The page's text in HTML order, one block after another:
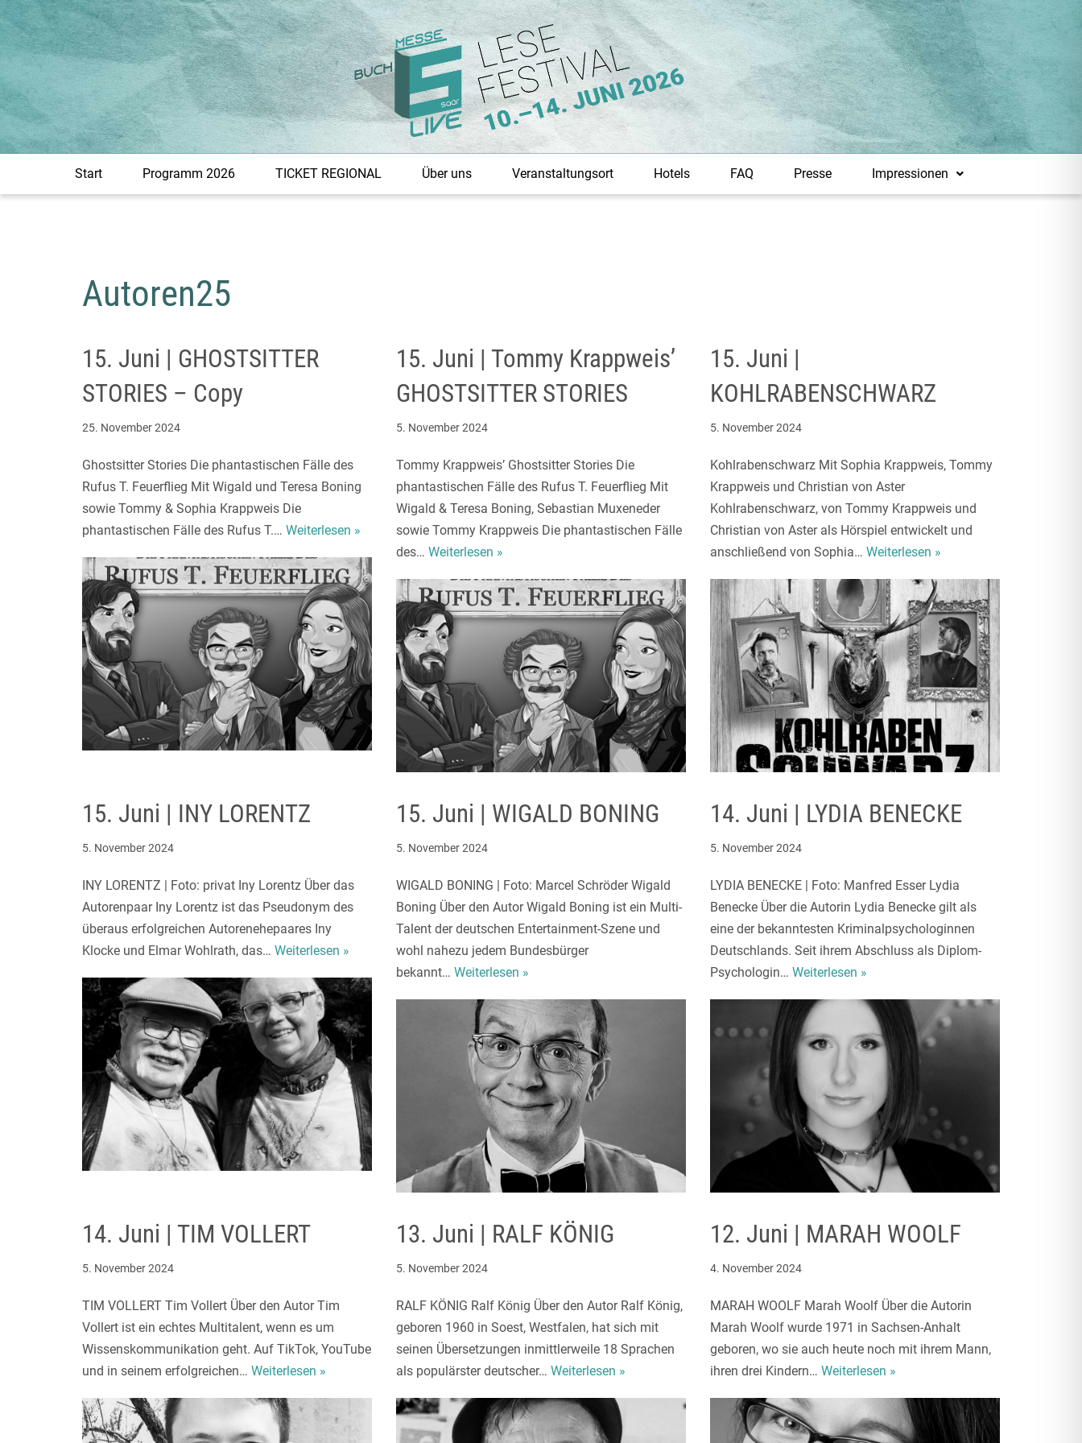
Zum
Inhalt
springen
Start Programm 2026 TICKET REGIONAL Über uns Veranstaltungsort Hotels FAQ Presse Impressionen
Autoren25
15. Juni | GHOSTSITTER
STORIES – Copy
25. November 2024
Ghostsitter Stories Die phantastischen Fälle des
Rufus T. Feuerflieg Mit Wigald und Teresa Boning
sowie Tommy & Sophia Krappweis Die
phantastischen Fälle des Rufus T.… Weiterlesen »
15. Juni | Tommy Krappweis’
GHOSTSITTER STORIES
5. November 2024
Tommy Krappweis’ Ghostsitter Stories Die
phantastischen Fälle des Rufus T. Feuerflieg Mit
Wigald & Teresa Boning, Sebastian Muxeneder
sowie Tommy Krappweis Die phantastischen Fälle
des… Weiterlesen »
15. Juni |
KOHLRABENSCHWARZ
5. November 2024
Kohlrabenschwarz Mit Sophia Krappweis, Tommy
Krappweis und Christian von Aster
Kohlrabenschwarz, von Tommy Krappweis und
Christian von Aster als Hörspiel entwickelt und
anschließend von Sophia… Weiterlesen »
15. Juni | INY LORENTZ
5. November 2024
INY LORENTZ | Foto: privat Iny Lorentz Über das
Autorenpaar Iny Lorentz ist das Pseudonym des
überaus erfolgreichen Autorenehepaares Iny
Klocke und Elmar Wohlrath, das… Weiterlesen »
15. Juni | WIGALD BONING
5. November 2024
WIGALD BONING | Foto: Marcel Schröder Wigald
Boning Über den Autor Wigald Boning ist ein Multi-
Talent der deutschen Entertainment-Szene und
wohl nahezu jedem Bundesbürger
bekannt… Weiterlesen »
14. Juni | LYDIA BENECKE
5. November 2024
LYDIA BENECKE | Foto: Manfred Esser Lydia
Benecke Über die Autorin Lydia Benecke gilt als
eine der bekanntesten Kriminalpsychologinnen
Deutschlands. Seit ihrem Abschluss als Diplom-
Psychologin… Weiterlesen »
14. Juni | TIM VOLLERT
5. November 2024
TIM VOLLERT Tim Vollert Über den Autor Tim
Vollert ist ein echtes Multitalent, wenn es um
Wissenskommunikation geht. Auf TikTok, YouTube
und in seinem erfolgreichen… Weiterlesen »
13. Juni | RALF KÖNIG
5. November 2024
RALF KÖNIG Ralf König Über den Autor Ralf König,
geboren 1960 in Soest, Westfalen, hat sich mit
seinen Übersetzungen inmittlerweile 18 Sprachen
als populärster deutscher… Weiterlesen »
12. Juni | MARAH WOOLF
4. November 2024
MARAH WOOLF Marah Woolf Über die Autorin
Marah Woolf wurde 1971 in Sachsen-Anhalt
geboren, wo sie auch heute noch mit ihrem Mann,
ihren drei Kindern… Weiterlesen »